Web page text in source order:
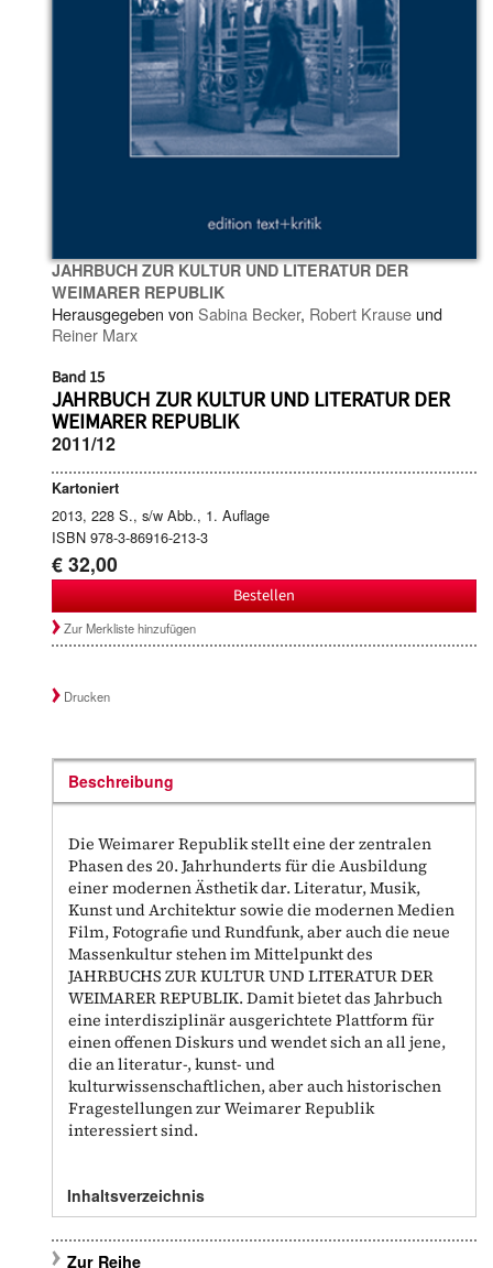
JAHRBUCH ZUR KULTUR UND LITERATUR DER
WEIMARER REPUBLIK
Herausgegeben von Sabina Becker, Robert Krause und
Reiner Marx
Band 15
JAHRBUCH ZUR KULTUR UND LITERATUR DER
WEIMARER REPUBLIK
2011/12
Kartoniert
2013, 228 S., s/w Abb., 1. Auflage
ISBN 978-3-86916-213-3
€ 32,00
Bestellen
Zur Merkliste hinzufügen
Drucken
Beschreibung
Die Weimarer Republik stellt eine der zentralen
Phasen des 20. Jahrhunderts für die Ausbildung
einer modernen Ästhetik dar. Literatur, Musik,
Kunst und Architektur sowie die modernen Medien
Film, Fotografie und Rundfunk, aber auch die neue
Massenkultur stehen im Mittelpunkt des
JAHRBUCHS ZUR KULTUR UND LITERATUR DER
WEIMARER REPUBLIK. Damit bietet das Jahrbuch
eine interdisziplinär ausgerichtete Plattform für
einen offenen Diskurs und wendet sich an all jene,
die an literatur-, kunst- und
kulturwissenschaftlichen, aber auch historischen
Fragestellungen zur Weimarer Republik
interessiert sind.
Inhaltsverzeichnis
Zur Reihe